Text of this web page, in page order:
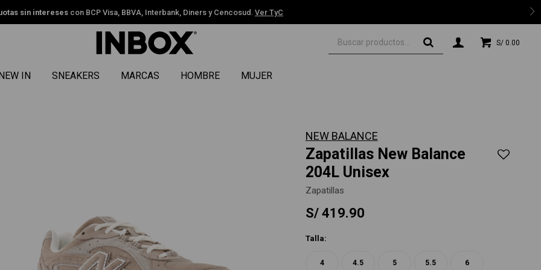
sin intereses con BCP Visa, BBVA, Interbank, Diners y Cencosud. Ver TyC
IN SNEAKERS MARCAS HOMBRE MUJER
S/ 0.00
NEW BALANCE
Zapatillas New Balance
204L Unisex
Zapatillas
S/ 419.90
Talla:
4 4.5 5 5.5 6